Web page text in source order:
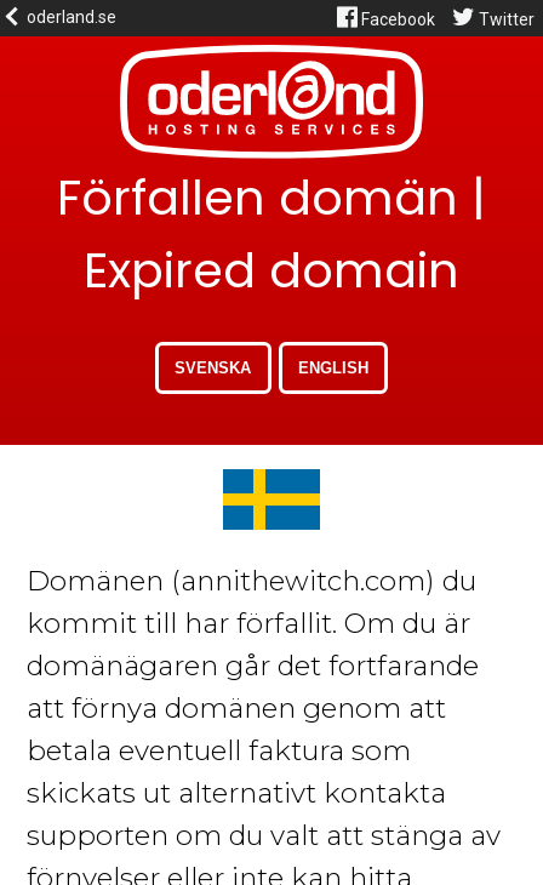
oderland.se Facebook Twitter
Förfallen domän |
Expired domain
SVENSKA ENGLISH
Domänen (annithewitch.com)du
kommit till har förfallit. Om du är
domänägaren går det fortfarande
att förnya domänen genom att
betala eventuell faktura som
skickats ut alternativt kontakta
supporten om du valt att stänga av